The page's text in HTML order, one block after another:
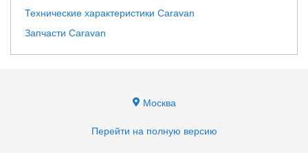
Технические характеристики Caravan
Запчасти Caravan
Москва
Перейти на полную версию